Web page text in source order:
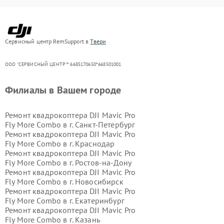
Сервисный центр RemSupport вТвери
ООО "СЕРВИСНЫЙ ЦЕНТР"* 6685170650*668501001
Филиалы в Вашем городе
Ремонт квадрокоптера DJI Mavic Pro
Fly More Combo в г. Санкт-Петербург
Ремонт квадрокоптера DJI Mavic Pro
Fly More Combo в г. Краснодар
Ремонт квадрокоптера DJI Mavic Pro
Fly More Combo в г. Ростов-на-Дону
Ремонт квадрокоптера DJI Mavic Pro
Fly More Combo в г. Новосибирск
Ремонт квадрокоптера DJI Mavic Pro
Fly More Combo в г. Екатеринбург
Ремонт квадрокоптера DJI Mavic Pro
Fly More Combo в г. Казань